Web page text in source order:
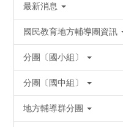
最新消息
國民教育地方輔導團資訊
分團〔國小組〕
分團〔國中組〕
地方輔導群分團